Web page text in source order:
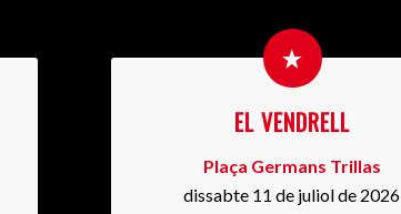
EL VENDRELL
Plaça Germans Trillas
dissabte 11 de juliol de 2026